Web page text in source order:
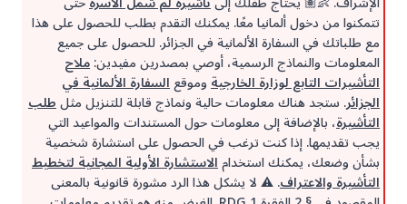
تتمكنوا من دخول ألمانيا معًا. يمكنك التقدم بطلب للحصول على هذا
مع طلباتك في السفارة الألمانية في الجزائر. للحصول على جميع
المعلومات والنماذج الرسمية، أوصي بمصدرين مفيدين:ملاح
التأشيرات التابع لوزارة الخارجيةوموقعالسفارة الألمانية في
الجزائر. ستجد هناك معلومات حالية ونماذج قابلة للتنزيل مثلطلب
التأشيرة، بالإضافة إلى معلومات حول المستندات والمواعيد التي
يجب تقديمها. إذا كنت ترغب في الحصول على استشارة شخصية
بشأن وضعك، يمكنك استخدامالاستشارة الأولية المجانية لتخطيط
التأشيرة والاعتراف. ⚠️ لا يشكل هذا الرد مشورة قانونية بالمعنى